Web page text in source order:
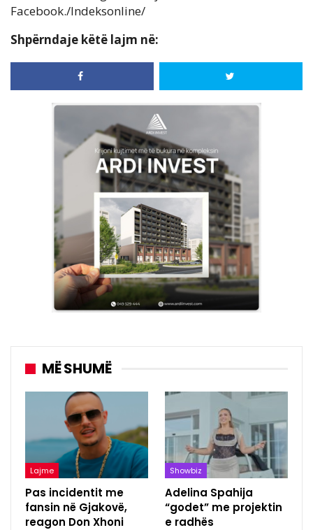
Facebook./Indeksonline/
Shpërndaje këtë lajm në:
MË SHUMË
Lajme
Pas incidentit me
fansin në Gjakovë,
reagon Don Xhoni
Showbiz
Adelina Spahija
“godet” me projektin
e radhës